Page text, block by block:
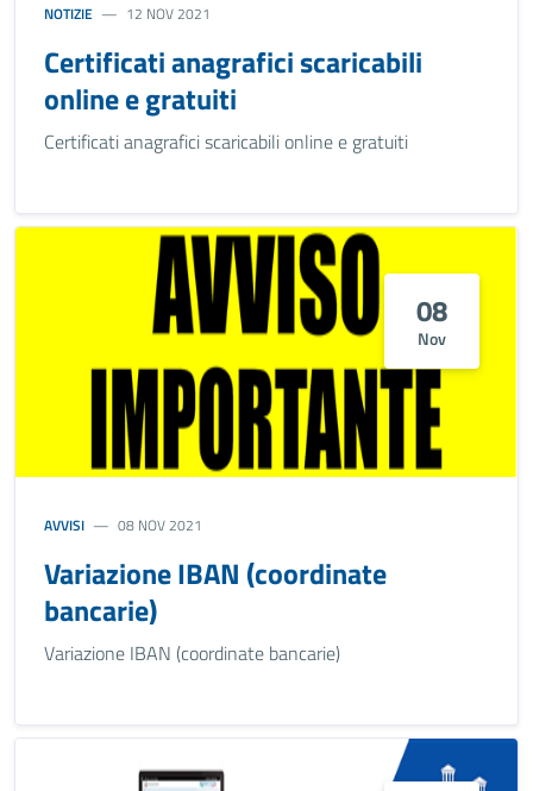
NOTIZIE 12 NOV 2021
Certificati anagrafici scaricabili
online e gratuiti
Certificati anagrafici scaricabili online e gratuiti
08
Nov
AVVISI 08 NOV 2021
Variazione IBAN (coordinate
bancarie)
Variazione IBAN (coordinate bancarie)